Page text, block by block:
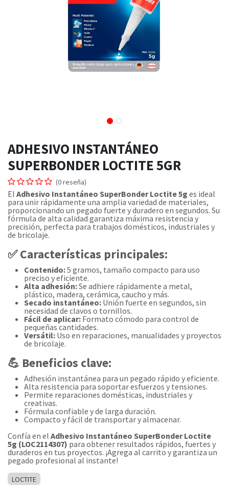
ADHESIVO INSTANTÁNEO
SUPERBONDER LOCTITE 5GR
(0 reseña)
El Adhesivo Instantáneo SuperBonder Loctite 5g es ideal
para unir rápidamente una amplia variedad de materiales,
proporcionando un pegado fuerte y duradero en segundos. Su
fórmula de alta calidad garantiza máxima resistencia y
precisión, perfecta para trabajos domésticos, industriales y
de bricolaje.
✅ Características principales:
Contenido:5 gramos, tamaño compacto para uso
preciso y eficiente.
Alta adhesión:Se adhiere rápidamente a metal,
plástico, madera, cerámica, caucho y más.
Secado instantáneo: Unión fuerte en segundos, sin
necesidad de clavos o tornillos.
Fácil de aplicar: Formato cómodo para control de
pequeñas cantidades.
Versátil: Uso en reparaciones, manualidades y proyectos
de bricolaje.
💪 Beneficios clave:
Adhesión instantánea para un pegado rápido y eficiente.
Alta resistencia para soportar esfuerzos y tensiones.
Permite reparaciones domésticas, industriales y
creativas.
Fórmula confiable y de larga duración.
Compacto y fácil de transportar y almacenar.
Confía en el Adhesivo Instantáneo SuperBonder Loctite
5g (LOC2114307) para obtener resultados rápidos, fuertes y
duraderos en tus proyectos. ¡Agrega al carrito y garantiza un
pegado profesional al instante!
LOCTITE